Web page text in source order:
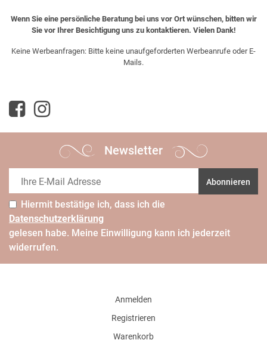
Wenn Sie eine persönliche Beratung bei uns vor Ort wünschen, bitten wir
Sie vor Ihrer Besichtigung uns zu kontaktieren. Vielen Dank!
Keine Werbeanfragen: Bitte keine unaufgeforderten Werbeanrufe oder E-
Mails.
Newsletter
Abonnieren
Hiermit bestätige ich, dass ich die
Daten­schutz­erklärung
gelesen habe. Meine Einwilligung kann ich jederzeit
widerrufen.
Anmelden
Registrieren
Warenkorb